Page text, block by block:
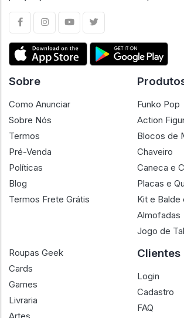
Sobre
Como Anunciar
Sobre Nós
Termos
Pré-Venda
Políticas
Blog
Termos Frete Grátis
Funko Pop
Action
Blocos de
Chaveiro
Caneca e
Placas e
Kit e Balde
Almofadas
Jogo de
Roupas Geek
Cards
Games
Livraria
Clientes
Login
Cadastro
FAQ